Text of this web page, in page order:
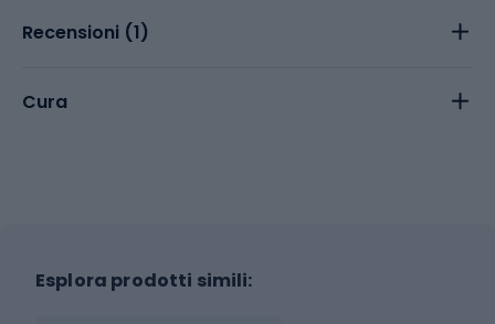
Recensioni (1)
Cura
Esplora prodotti simili: